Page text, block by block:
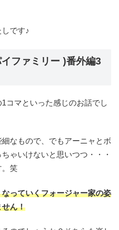
です♪
ファミリー )番外編3
コマといった感じのお話でし
なもので、でもアーニャとボ
ゃいけないと思いつつ・・・
。笑
っていくフォージャー家の姿
せん！